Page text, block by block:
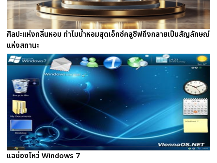
ศิลปะแห่งกลิ่นหอม ทำไมน้ำหอมสุดเอ็กซ์คลูซีฟถึงกลายเป็นสัญลักษณ์
แห่งสถานะ
แฉช่องโหว่ Windows 7